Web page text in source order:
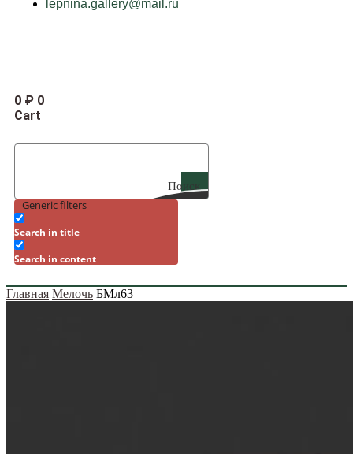
lepnina.gallery@mail.ru
0 ₽ 0
Cart
Поиск
Generic filters
Search in title
Search in content
Главная Мелочь БМл63